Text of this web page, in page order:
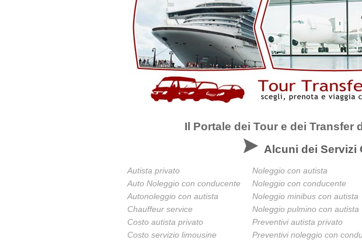
Il Portale dei Tour e dei Transfer
Alcuni dei Servizi
Autista privato
Auto Noleggio con conducente
Autonoleggio con autista
Chauffeur service
Costo autista privato
Costo servizio limousine
Noleggio con autista
Noleggio con conducente
Noleggio minibus con autista
Noleggio pulmino con autista
Preventivi autista privato
Preventivi noleggio con